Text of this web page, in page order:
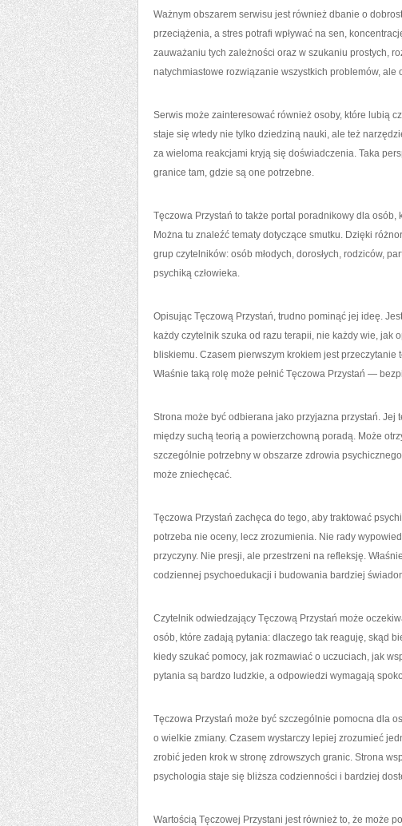
Ważnym obszarem serwisu jest również dbanie o
przeciążenia, a stres potrafi wpływać na sen,
zauważaniu tych zależności oraz w szukaniu prostych,
natychmiastowe rozwiązanie wszystkich problemów, ale
Serwis może zainteresować również osoby, które lubią
staje się wtedy nie tylko dziedziną nauki, ale też
za wieloma reakcjami kryją się doświadczenia. Taka
granice tam, gdzie są one potrzebne.
Tęczowa Przystań to także portal poradnikowy dla osób,
Można tu znaleźć tematy dotyczące smutku. Dzięki
grup czytelników: osób młodych, dorosłych, rodziców,
psychiką człowieka.
Opisując Tęczową Przystań, trudno pominąć jej ideę.
każdy czytelnik szuka od razu terapii, nie każdy wie,
bliskiemu. Czasem pierwszym krokiem jest przeczytanie
Właśnie taką rolę może pełnić Tęczowa Przystań —
Strona może być odbierana jako przyjazna przystań. Jej
między suchą teorią a powierzchowną poradą. Może
szczególnie potrzebny w obszarze zdrowia
może zniechęcać.
Tęczowa Przystań zachęca do tego, aby traktować
potrzeba nie oceny, lecz zrozumienia. Nie rady
przyczyny. Nie presji, ale przestrzeni na refleksję.
codziennej psychoedukacji i budowania bardziej
Czytelnik odwiedzający Tęczową Przystań może
osób, które zadają pytania: dlaczego tak reaguję, skąd
kiedy szukać pomocy, jak rozmawiać o uczuciach, jak
pytania są bardzo ludzkie, a odpowiedzi wymagają
Tęczowa Przystań może być szczególnie pomocna dla
o wielkie zmiany. Czasem wystarczy lepiej zrozumieć
zrobić jeden krok w stronę zdrowszych granic. Strona
psychologia staje się bliższa codzienności i bardziej
Wartością Tęczowej Przystani jest również to, że może